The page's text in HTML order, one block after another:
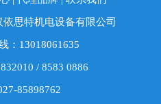
思特机电设备有限公司
：13018061635
/ 8583 0886
85898762